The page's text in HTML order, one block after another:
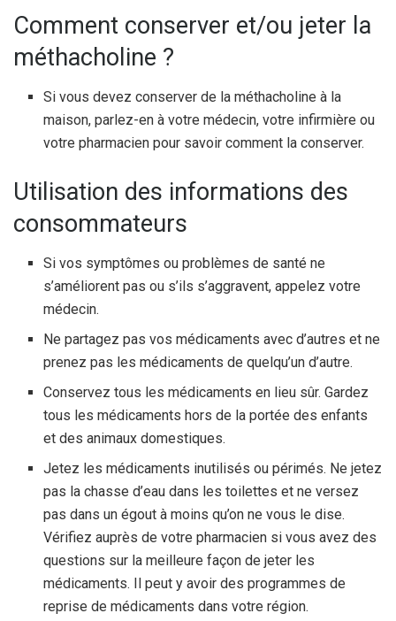
Comment conserver et/ou jeter la
méthacholine ?
Si vous devez conserver de la méthacholine à la
maison, parlez-en à votre médecin, votre infirmière ou
votre pharmacien pour savoir comment la conserver.
Utilisation des informations des
consommateurs
Si vos symptômes ou problèmes de santé ne
s’améliorent pas ou s’ils s’aggravent, appelez votre
médecin.
Ne partagez pas vos médicaments avec d’autres et ne
prenez pas les médicaments de quelqu’un d’autre.
Conservez tous les médicaments en lieu sûr. Gardez
tous les médicaments hors de la portée des enfants
et des animaux domestiques.
Jetez les médicaments inutilisés ou périmés. Ne jetez
pas la chasse d’eau dans les toilettes et ne versez
pas dans un égout à moins qu’on ne vous le dise.
Vérifiez auprès de votre pharmacien si vous avez des
questions sur la meilleure façon de jeter les
médicaments. Il peut y avoir des programmes de
reprise de médicaments dans votre région.